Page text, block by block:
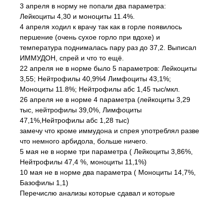
3 апреля в норму не попали два параметра:
Лейкоциты 4,30 и моноциты 11.4%.
4 апреля ходил к врачу так как в горле появилось
першение (очень сухое горло при вдохе) и
температура поднималась пару раз до 37,2. Выписал
ИММУДОН, спрей и что то ещё.
22 апреля не в норме было 5 параметров: Лейкоциты
3,55; Нейтрофилы 40,9%4 Лимфоциты 43,1%;
Моноциты 11.8%; Нейтрофилы абс 1,45 тыс/мкл.
26 апреля не в норме 4 параметра (лейкоциты 3,29
тыс, нейтрофилы 39,0%, Лимфоциты
47,1%,Нейтрофилы абс 1,28 тыс)
замечу что кроме иммудона и спрея употреблял разве
что немного арбидола, больше ничего.
5 мая не в норме три параметра ( Лейкоциты 3,86%,
Нейтрофилы 47,4 %, моноциты 11,1%)
10 мая не в норме два параметра ( Моноциты 14,7%,
Базофилы 1,1)
Перечислю анализы которые сдавал и которые